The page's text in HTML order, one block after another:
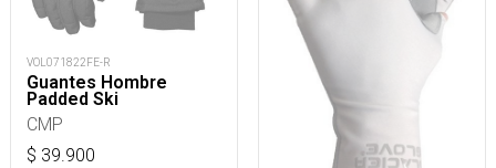
VOL071822FE-R
Guantes Hombre
Padded Ski
CMP
$ 39.900